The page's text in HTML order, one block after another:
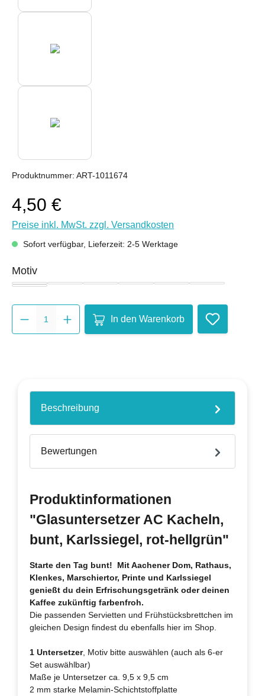
Produktnummer: ART-1011674
4,50 €
Preise inkl. MwSt. zzgl. Versandkosten
Sofort verfügbar, Lieferzeit: 2-5 Werktage
Motivauswählen
Dom
Produkt Anzahl: Gib den
In den Warenkorb
Beschreibung
Bewertungen
Produktinformationen
"Glasuntersetzer AC Kacheln,
bunt, Karlssiegel, rot-hellgrün"
Starte den Tag bunt! Mit Aachener Dom, Rathaus,
Klenkes, Marschiertor, Printe und Karlssiegel
genießt du dein Erfrischungsgetränk oder deinen
Kaffee zukünftig farbenfroh.
Die passenden Servietten und Frühstücksbrettchen im
gleichen Design findest du ebenfalls hier im Shop.
1 Untersetzer, Motiv bitte auswählen (auch als 6-er
Set auswählbar)
Maße je Untersetzer ca. 9,5 x 9,5 cm
2 mm starke Melamin-Schichtstoffplatte